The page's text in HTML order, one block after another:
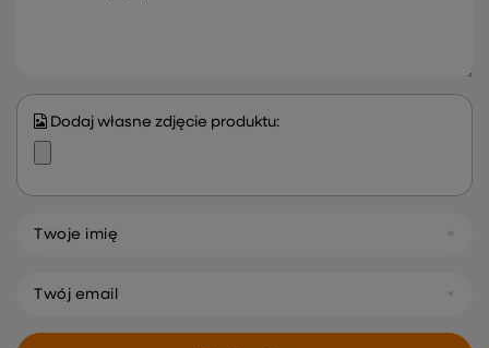
Dodaj własne zdjęcie produktu:
Twoje imię
Twój email